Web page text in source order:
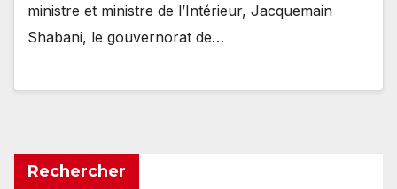
ministre et ministre de l’Intérieur, Jacquemain
Shabani, le gouvernorat de…
Rechercher